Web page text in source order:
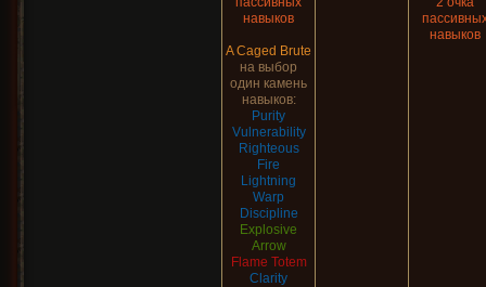
навыков
A Caged Brute
на выбор
один камень
навыков:
Purity
Vulnerability
Righteous
Fire
Lightning
Warp
Discipline
Explosive
Arrow
Flame Totem
Clarity
навыков